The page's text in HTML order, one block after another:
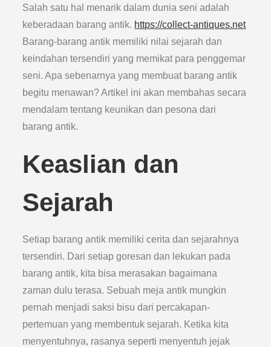
Salah satu hal menarik dalam dunia seni adalah
keberadaan barang antik. https://collect-antiques.net
Barang-barang antik memiliki nilai sejarah dan
keindahan tersendiri yang memikat para penggemar
seni. Apa sebenarnya yang membuat barang antik
begitu menawan? Artikel ini akan membahas secara
mendalam tentang keunikan dan pesona dari
barang antik.
Keaslian dan
Sejarah
Setiap barang antik memiliki cerita dan sejarahnya
tersendiri. Dari setiap goresan dan lekukan pada
barang antik, kita bisa merasakan bagaimana
zaman dulu terasa. Sebuah meja antik mungkin
pernah menjadi saksi bisu dari percakapan-
pertemuan yang membentuk sejarah. Ketika kita
menyentuhnya, rasanya seperti menyentuh jejak